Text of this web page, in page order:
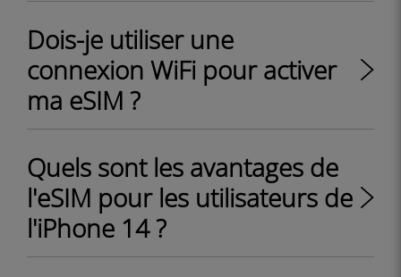
Dois-je utiliser une
connexion WiFi pour activer
ma eSIM ?
Quels sont les avantages de
l'eSIM pour les utilisateurs de
l'iPhone 14 ?